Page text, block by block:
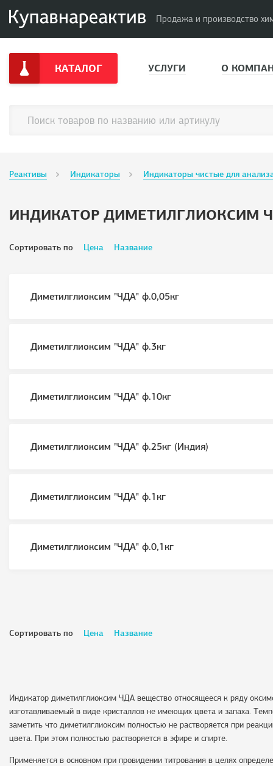
Продажа и производство
КАТАЛОГ УСЛУГИ О
Реактивы Индикаторы Индикаторы чистые для
ИНДИКАТОР ДИМЕТИЛГЛИОКСИМ
Сортировать по Цена Название
Диметилглиоксим "ЧДА" ф.0,05кг
Диметилглиоксим "ЧДА" ф.3кг
Диметилглиоксим "ЧДА" ф.10кг
Диметилглиоксим "ЧДА" ф.25кг (Индия)
Диметилглиоксим "ЧДА" ф.1кг
Диметилглиоксим "ЧДА" ф.0,1кг
Сортировать по Цена Название
Индикатор диметилглиоксим ЧДА вещество относящееся к ряду
изготавливаемый в виде кристаллов не имеющих цвета и запаха.
заметить что диметилглиоксим полностью не растворяется при
цвета. При этом полностью растворяется в эфире и спирте.
Применяется в основном при провидении титрования в целях